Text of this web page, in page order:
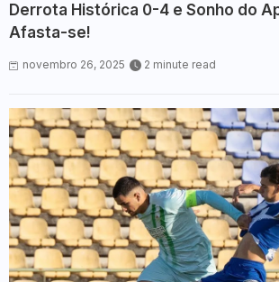
Derrota Histórica 0-4 e Sonho do
Afasta-se!
novembro 26, 2025 2 minute read